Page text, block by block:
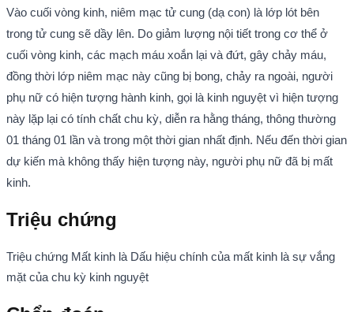
Vào cuối vòng kinh, niêm mạc tử cung (dạ con) là lớp lót bên
trong tử cung sẽ dầy lên. Do giảm lượng nội tiết trong cơ thể ở
cuối vòng kinh, các mạch máu xoắn lại và đứt, gây chảy máu,
đồng thời lớp niêm mạc này cũng bị bong, chảy ra ngoài, người
phụ nữ có hiện tượng hành kinh, gọi là kinh nguyệt vì hiện tượng
này lặp lại có tính chất chu kỳ, diễn ra hằng tháng, thông thường
01 tháng 01 lần và trong một thời gian nhất định. Nếu đến thời gian
dự kiến mà không thấy hiện tượng này, người phụ nữ đã bị mất
kinh.
Triệu chứng
Triệu chứng Mất kinh là Dấu hiệu chính của mất kinh là sự vắng
mặt của chu kỳ kinh nguyệt